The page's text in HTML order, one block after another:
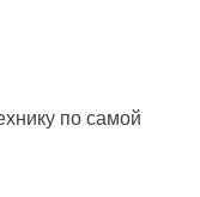
по самой